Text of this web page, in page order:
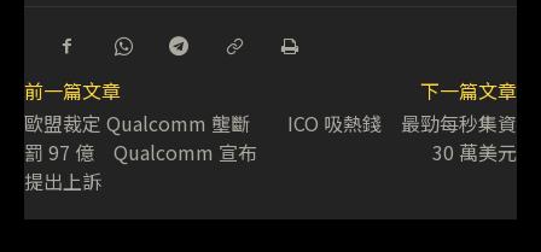
前一篇文章
歐盟裁定 Qualcomm 壟斷
罰 97 億 Qualcomm 宣布
提出上訴
下一篇文章
ICO 吸熱錢 最勁每秒集資
30 萬美元